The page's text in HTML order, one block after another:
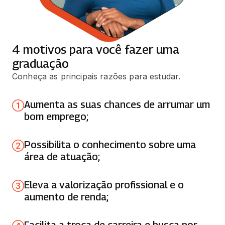
PROTOCOLOS DE REDES DE
COMPUTADORES
DESENVOLVIMENTO DE SOFTWARE
SEGURO
66 horas
DESENVOLVIMENTO RÁPIDO DE
APLICAÇÕES EM PYTHON
SISTEMAS DE INFORMAÇÃO E
66 horas
4 motivos para você fazer uma
graduação
Conheça as principais razões para estudar.
Aumenta as suas chances de arrumar um
bom emprego;
Possibilita o conhecimento sobre uma
área de atuação;
Eleva a valorização profissional e o
aumento de renda;